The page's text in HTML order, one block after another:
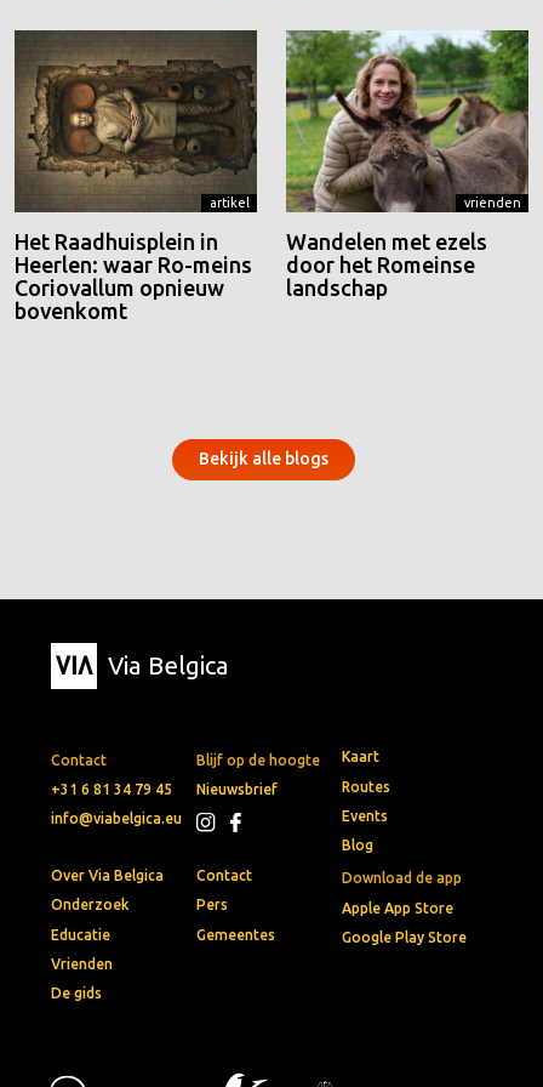
artikel
Het Raadhuisplein in
Heerlen: waar Ro-meins
Coriovallum opnieuw
bovenkomt
vrienden
Wandelen met ezels
door het Romeinse
landschap
Bekijk alle blogs
Via Belgica
Contact
+31 6 81 34 79 45
info@viabelgica.eu
Blijf op de hoogte
Nieuwsbrief
Download de app
Apple App Store
Google Play Store
Kaart
Routes
Events
Blog
Over Via Belgica
Onderzoek
Educatie
Vrienden
De gids
Contact
Pers
Gemeentes